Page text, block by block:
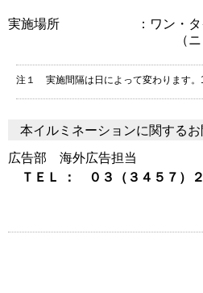
実施場所 ：ワン・タイム
（ニューヨーク市
注１ 実施間隔は日によって変わります
本イルミネーションに関するお
広告部 海外広告担当
ＴＥＬ ： ０３（３４５７）